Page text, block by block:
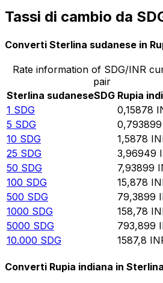
Tassi di cambio da
Converti Sterlina sudanese in
Rate information of SDG/INR
pair
Sterlina sudaneseSDG Rupia
1 SDG 0,15878
5 SDG 0,793899
10 SDG 1,5878
25 SDG 3,96949
50 SDG 7,93899
100 SDG 15,878
500 SDG 79,3899
1000 SDG 158,78
5000 SDG 793,899
10.000 SDG 1587,8
Converti Rupia indiana in